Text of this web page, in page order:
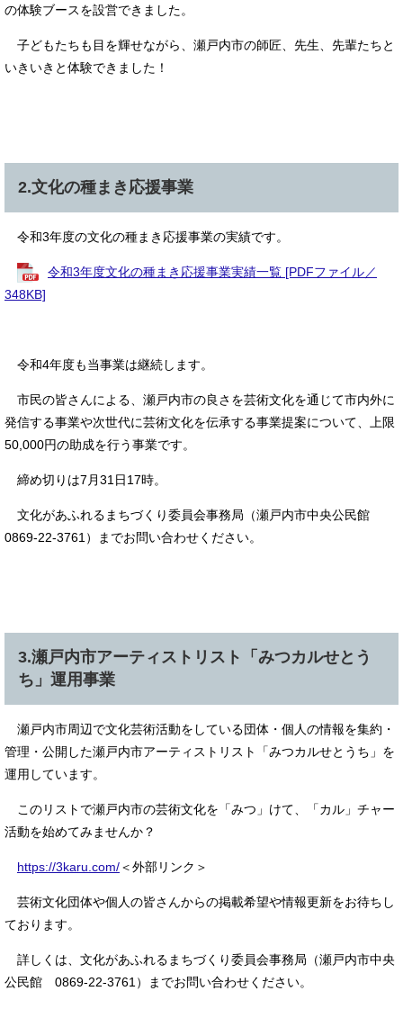
の体験ブースを設営できました。
子どもたちも目を輝せながら、瀬戸内市の師匠、先生、先輩たちと
いきいきと体験できました！
2.文化の種まき応援事業
令和3年度の文化の種まき応援事業の実績です。
令和3年度文化の種まき応援事業実績一覧 [PDFファイル／
348KB]
令和4年度も当事業は継続します。
市民の皆さんによる、瀬戸内市の良さを芸術文化を通じて市内外に
発信する事業や次世代に芸術文化を伝承する事業提案について、上限
50,000円の助成を行う事業です。
締め切りは7月31日17時。
文化があふれるまちづくり委員会事務局（瀬戸内市中央公民館
0869-22-3761）までお問い合わせください。
3.瀬戸内市アーティストリスト「みつカルせとう
ち」運用事業
瀬戸内市周辺で文化芸術活動をしている団体・個人の情報を集約・
管理・公開した瀬戸内市アーティストリスト「みつカルせとうち」を
運用しています。
このリストで瀬戸内市の芸術文化を「みつ」けて、「カル」チャー
活動を始めてみませんか？
https://3karu.com/＜外部リンク＞
芸術文化団体や個人の皆さんからの掲載希望や情報更新をお待ちし
ております。
詳しくは、文化があふれるまちづくり委員会事務局（瀬戸内市中央
公民館 0869-22-3761）までお問い合わせください。